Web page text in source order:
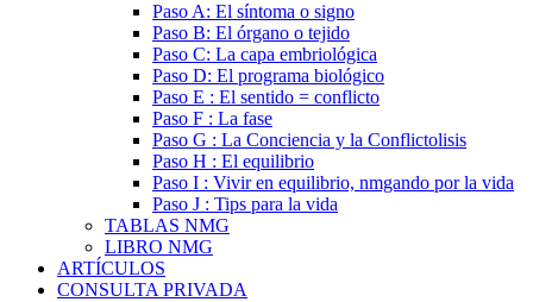
Paso A: El síntoma o signo
Paso B: El órgano o tejido
Paso C: La capa embriológica
Paso D: El programa biológico
Paso E : El sentido = conflicto
Paso F : La fase
Paso G : La Conciencia y la Conflictolisis
Paso H : El equilibrio
Paso I : Vivir en equilibrio, nmgando por la vida
Paso J : Tips para la vida
TABLAS NMG
LIBRO NMG
ARTÍCULOS
CONSULTA PRIVADA